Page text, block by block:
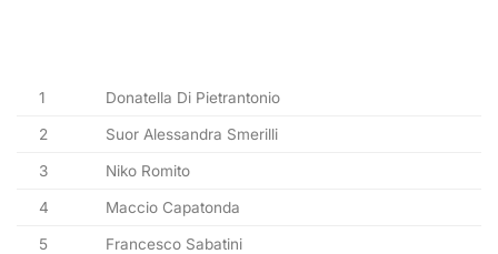
1 Donatella Di Pietrantonio
2 Suor Alessandra Smerilli
3 Niko Romito
4 Maccio Capatonda
5 Francesco Sabatini